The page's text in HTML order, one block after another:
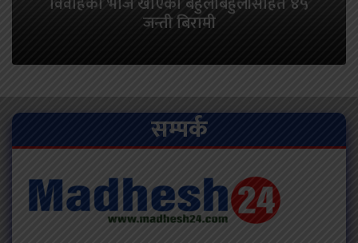
जन्ती बिरामी
सम्पर्क